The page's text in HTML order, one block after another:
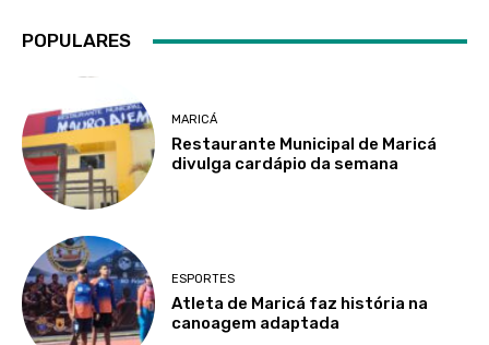
POPULARES
MARICÁ
Restaurante Municipal de Maricá
divulga cardápio da semana
ESPORTES
Atleta de Maricá faz história na
canoagem adaptada